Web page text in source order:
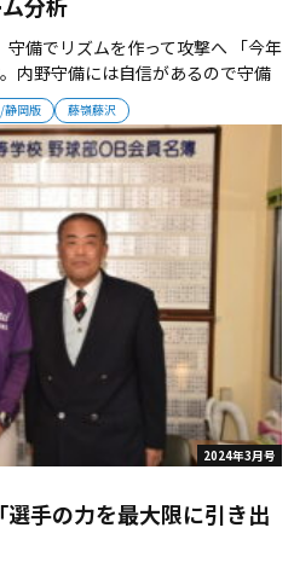
静岡版 藤嶺藤沢
備でリズムを作って攻撃へ 「今年
内野守備には自信があるので守備
いきたいと思います。昨夏の初戦
しさを忘れずに、自分たちの代で
ます」...
2024年3月号
手の力を最大限に引き出